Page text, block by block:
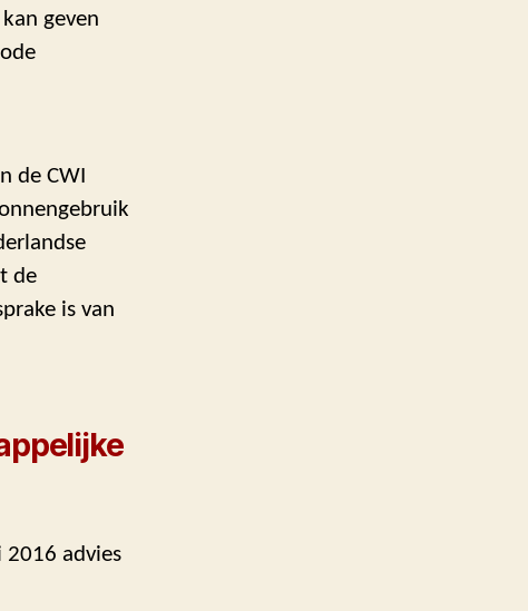
geven
de CWI
de
is van
advies